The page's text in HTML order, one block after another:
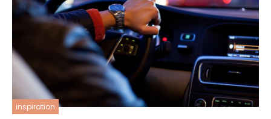
inspiration